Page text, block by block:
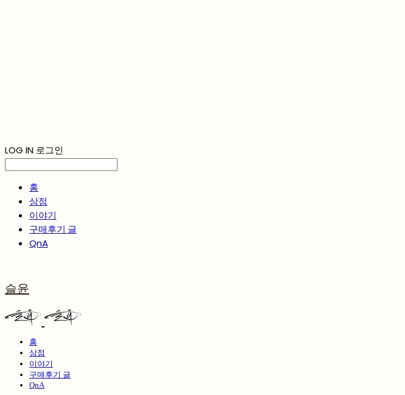
LOG IN 로그인
홈
상점
이야기
구매후기 글
QnA
슬윤
홈
상점
이야기
구매후기 글
QnA